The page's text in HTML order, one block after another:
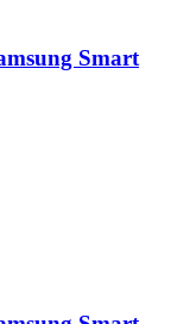
Smart